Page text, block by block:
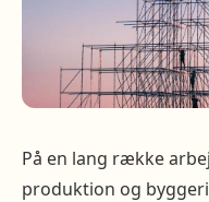
På en lang række
produktion og